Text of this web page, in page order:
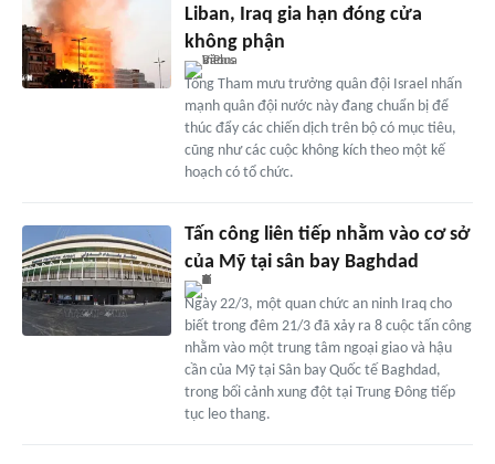
Liban, Iraq gia hạn đóng cửa
không phận
Tổng Tham mưu trưởng quân đội Israel nhấn
mạnh quân đội nước này đang chuẩn bị để
thúc đẩy các chiến dịch trên bộ có mục tiêu,
cũng như các cuộc không kích theo một kế
hoạch có tổ chức.
Tấn công liên tiếp nhằm vào cơ sở
của Mỹ tại sân bay Baghdad
Ngày 22/3, một quan chức an ninh Iraq cho
biết trong đêm 21/3 đã xảy ra 8 cuộc tấn công
nhằm vào một trung tâm ngoại giao và hậu
cần của Mỹ tại Sân bay Quốc tế Baghdad,
trong bối cảnh xung đột tại Trung Đông tiếp
tục leo thang.